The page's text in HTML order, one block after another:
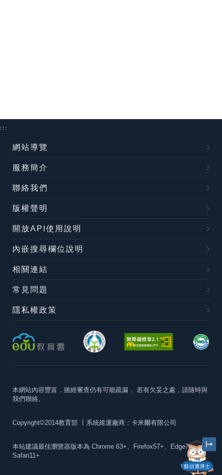
貓頭鷹博士
:::
網站導覽
服務簡介
聯絡我們
版權聲明
開放API使用說明
內嵌搜尋欄位說明
相關連結
常見問題
隱私權政策
本網站內容豐富，雖經審查仍有可能疏漏， 若有欠妥之處，請隨時與
我們聯絡。
Copyright©2014教育部 丨系統維運廠商：卡米爾有限公司
本站建議最佳瀏覽器版本為 Chrome 63+、Firefox57+、Edge79+及
Safari11+